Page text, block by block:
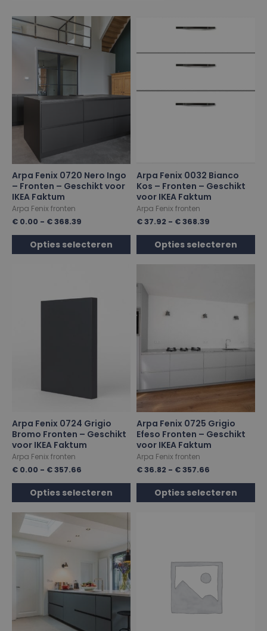
Arpa Fenix 0720 Nero Ingo
– Fronten – Geschikt voor
IKEA Faktum
Arpa Fenix fronten
€ 0.00 - €368.39
Opties selecteren
Arpa Fenix 0032 Bianco
Kos – Fronten – Geschikt
voor IKEA Faktum
Arpa Fenix fronten
€37.92 - €368.39
Opties selecteren
Arpa Fenix 0724 Grigio
Bromo Fronten – Geschikt
voor IKEA Faktum
Arpa Fenix fronten
€ 0.00 - €357.66
Opties selecteren
Arpa Fenix 0725 Grigio
Efeso Fronten – Geschikt
voor IKEA Faktum
Arpa Fenix fronten
€36.82 - €357.66
Opties selecteren